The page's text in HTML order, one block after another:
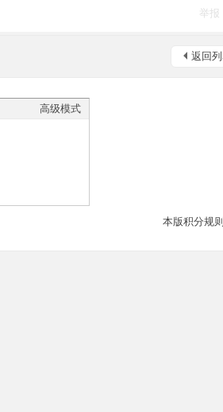
举报
返回
高级模式
本版积分规则